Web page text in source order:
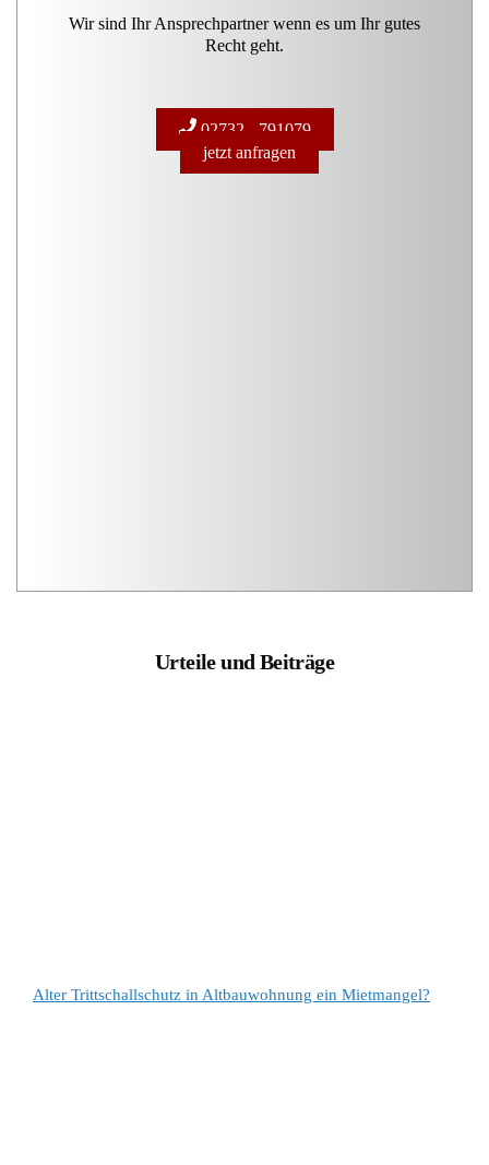
Wir sind Ihr Ansprechpartner wenn es um Ihr gutes
Recht geht.
02732 - 791079
jetzt anfragen
Urteile und Beiträge
Alter Trittschallschutz in Altbauwohnung ein Mietmangel?